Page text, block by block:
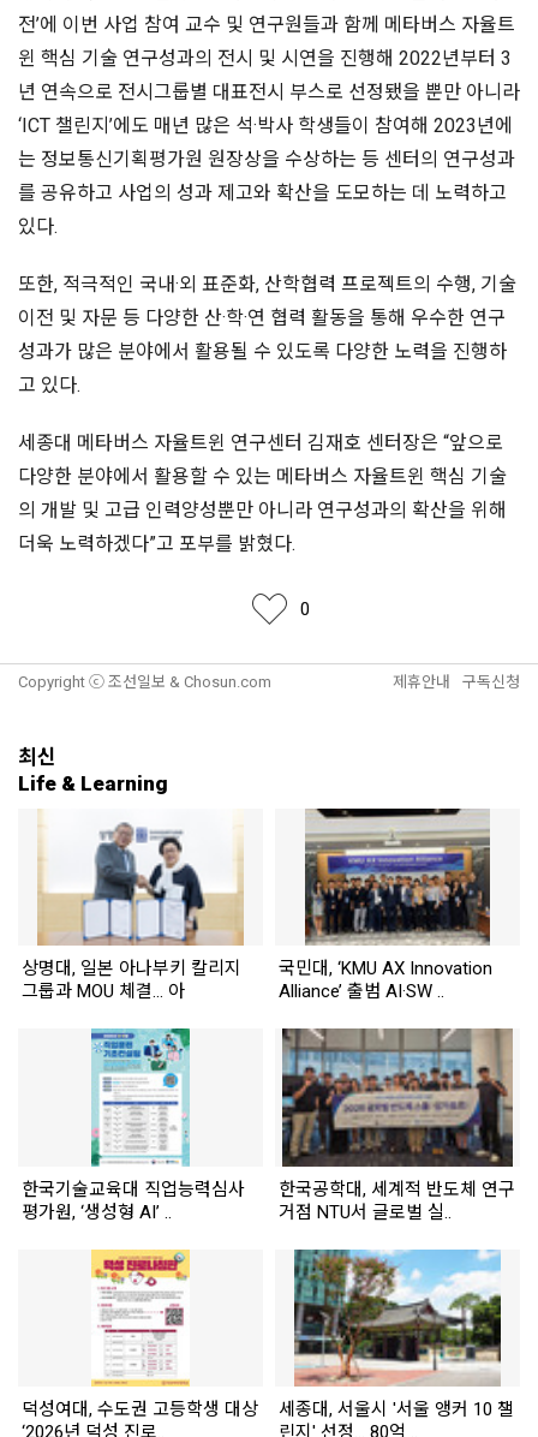
전’에 이번 사업 참여 교수 및 연구원들과 함께 메타버스 자율트
윈 핵심 기술 연구성과의 전시 및 시연을 진행해 2022년부터 3
년 연속으로 전시그룹별 대표전시 부스로 선정됐을 뿐만 아니라
‘ICT 챌린지’에도 매년 많은 석·박사 학생들이 참여해 2023년에
는 정보통신기획평가원 원장상을 수상하는 등 센터의 연구성과
를 공유하고 사업의 성과 제고와 확산을 도모하는 데 노력하고
있다.
또한, 적극적인 국내·외 표준화, 산학협력 프로젝트의 수행, 기술
이전 및 자문 등 다양한 산·학·연 협력 활동을 통해 우수한 연구
성과가 많은 분야에서 활용될 수 있도록 다양한 노력을 진행하
고 있다.
세종대 메타버스 자율트윈 연구센터 김재호 센터장은 “앞으로
다양한 분야에서 활용할 수 있는 메타버스 자율트윈 핵심 기술
의 개발 및 고급 인력양성뿐만 아니라 연구성과의 확산을 위해
더욱 노력하겠다”고 포부를 밝혔다.
좋아요 0
Copyright ⓒ 조선일보 & Chosun.com 제휴안내 구독신청
최신
Life & Learning
상명대, 일본 아나부키 칼리지
그룹과 MOU 체결... 아
국민대, ‘KMU AX Innovation
Alliance’ 출범 AI·SW ..
한국기술교육대 직업능력심사
평가원, ‘생성형 AI’ ..
한국공학대, 세계적 반도체 연구
거점 NTU서 글로벌 실..
덕성여대, 수도권 고등학생 대상
‘2026년 덕성 진로..
세종대, 서울시 '서울 앵커 10 챌
린지' 선정… 80억 ..